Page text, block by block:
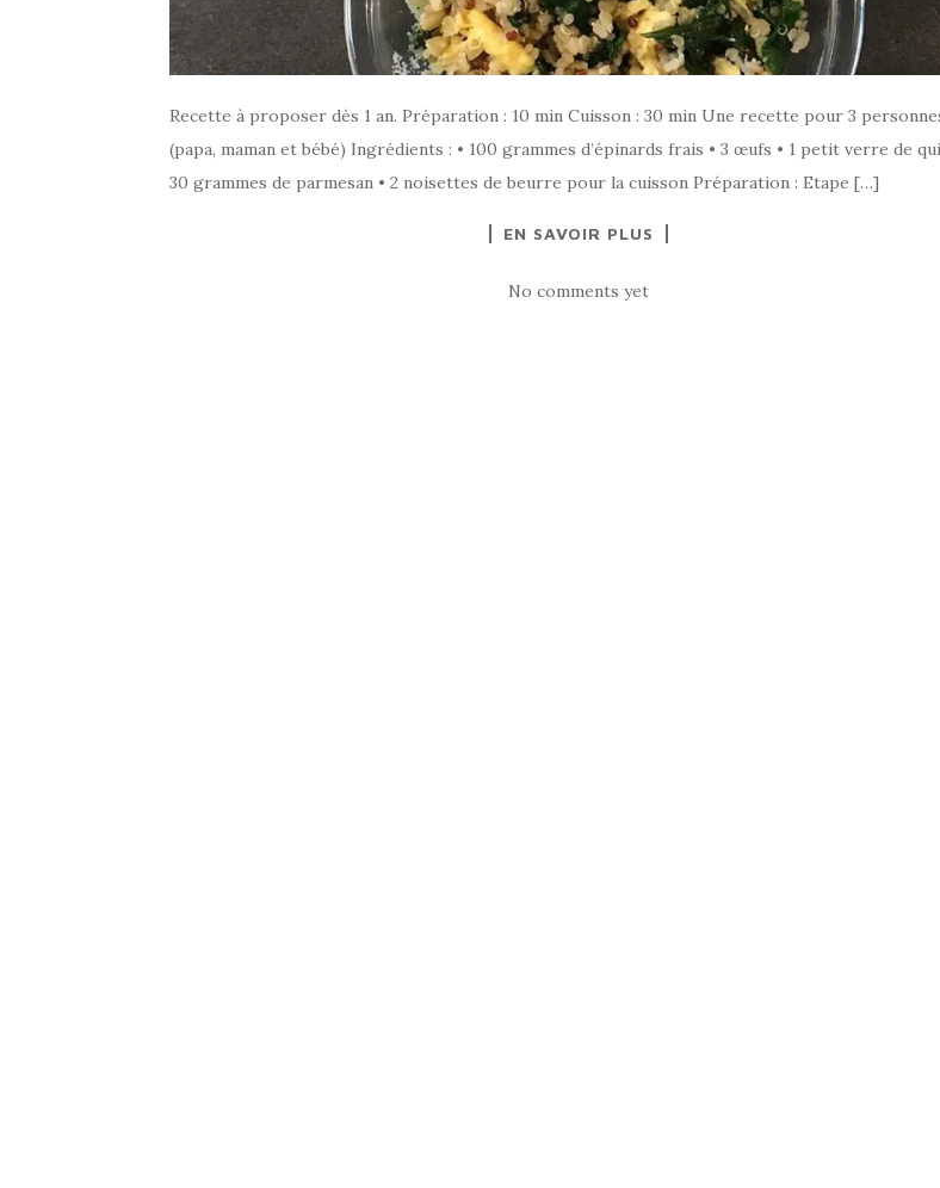
Recette à proposer dès 1 an. Préparation : 10 min Cuisson : 30 min Une recette pour 3
(papa, maman et bébé) Ingrédients : • 100 grammes d’épinards frais • 3 œufs • 1 petit verre de
30 grammes de parmesan • 2 noisettes de beurre pour la cuisson Préparation : Etape […]
EN SAVOIR PLUS
No comments yet